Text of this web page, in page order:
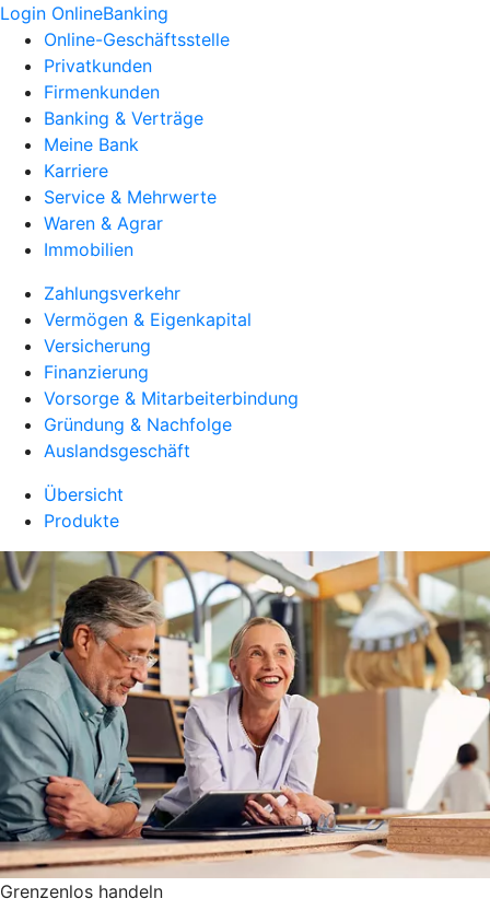
Login OnlineBanking
Online-Geschäftsstelle
Privatkunden
Firmenkunden
Banking & Verträge
Meine Bank
Karriere
Service & Mehrwerte
Waren & Agrar
Immobilien
Zahlungsverkehr
Vermögen & Eigenkapital
Versicherung
Finanzierung
Vorsorge & Mitarbeiterbindung
Gründung & Nachfolge
Auslandsgeschäft
Übersicht
Produkte
Grenzenlos handeln